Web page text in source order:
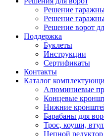
Решение
Решение
Решение ворот
Поддержка
Буклеты
Инструкции
Сертификаты
Контакты
Каталог
Алюминиевые
Концевые
Нижние
Барабаны для
Трос, коуши,
Цепной редуктор